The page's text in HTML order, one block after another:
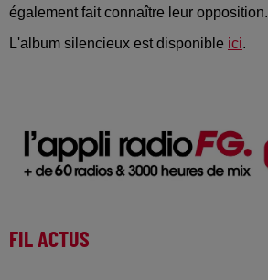
également fait connaître leur opposition.
L'album silencieux est disponible ici.
FIL ACTUS